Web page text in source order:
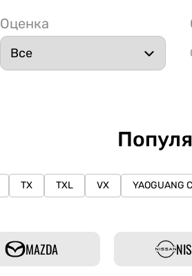
Оценка
TX TXL VX YAOGUANG
MAZDA